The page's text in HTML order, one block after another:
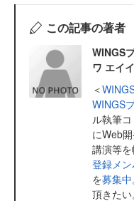
この記事の著者
WINGS
ワ エイイ
＜
WINGS
ル執筆
にWeb
講演等
登録メ
を募集中
頂きたい。